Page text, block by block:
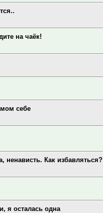
на чаёк!
себе
ненависть. Как избавляться?
я осталась одна